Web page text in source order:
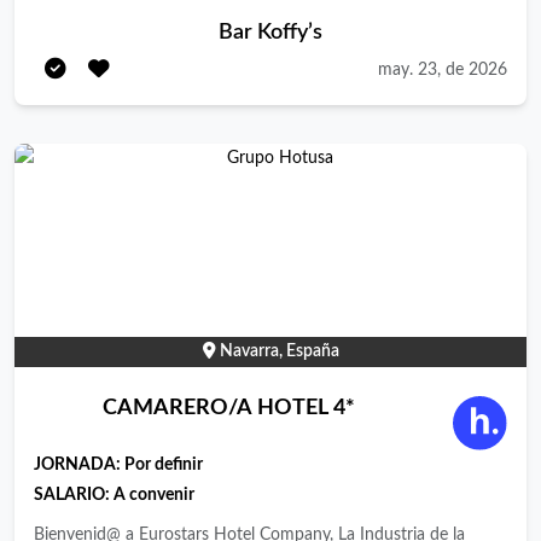
experiencia en servicio de alto volumen. Funciones: Preparación
y elaboración de platos. Control de stock y conservación.
Limpieza y organización de la cocina. Coordinación con el
y seguridad. Ofrecemos: Buen ambiente de trabajo. Posibilidad
Bar Koffy’s
may. 23, de 2026
Navarra, España
CAMARERO/A HOTEL 4*
JORNADA: Por definir
SALARIO: A convenir
Bienvenid@ a Eurostars Hotel Company, La Industria de la